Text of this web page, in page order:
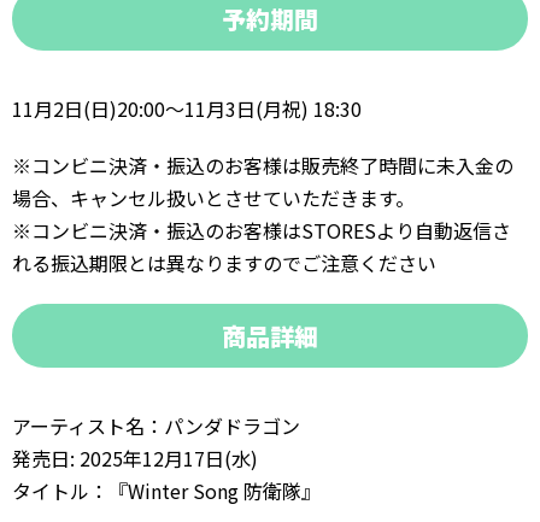
予約期間
11月2日(日)20:00〜11月3日(月祝) 18:30
※コンビニ決済・振込のお客様は販売終了時間に未入金の
場合、キャンセル扱いとさせていただきます。
※コンビニ決済・振込のお客様はSTORESより自動返信さ
れる振込期限とは異なりますのでご注意ください
商品詳細
アーティスト名：パンダドラゴン
発売日: 2025年12月17日(水)
タイトル：『Winter Song 防衛隊』